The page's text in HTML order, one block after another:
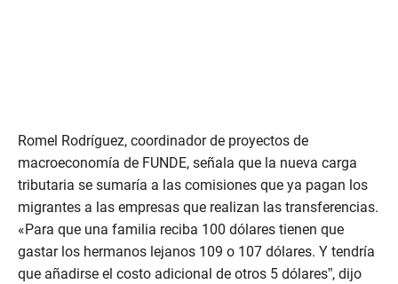
Romel Rodríguez, coordinador de proyectos de
macroeconomía de FUNDE, señala que la nueva carga
tributaria se sumaría a las comisiones que ya pagan los
migrantes a las empresas que realizan las transferencias.
«Para que una familia reciba 100 dólares tienen que
gastar los hermanos lejanos 109 o 107 dólares. Y tendría
que añadirse el costo adicional de otros 5 dólares”, dijo